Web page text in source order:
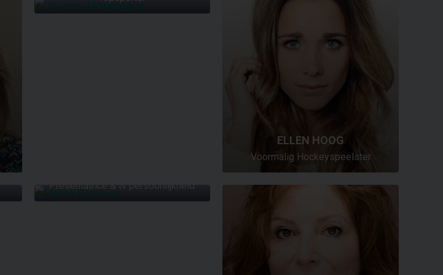
ELLEN HOOG
Voormalig Hockeyspeelster
Presentatrice & tv persoonlijkheid